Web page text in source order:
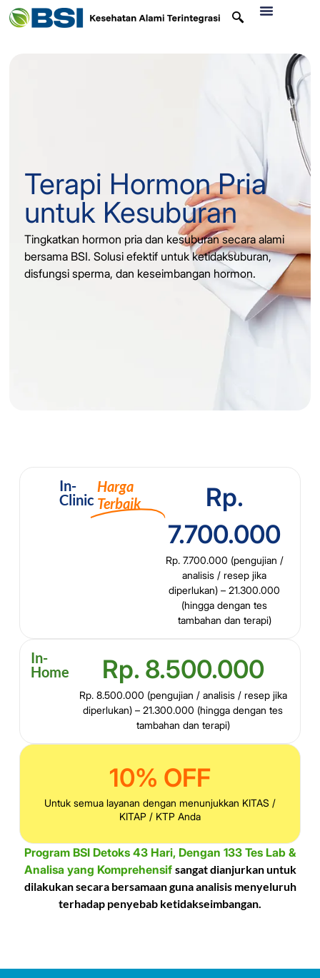
Terapi Hormon Pria
untuk Kesuburan
Tingkatkan hormon pria dan kesuburan secara alami
bersama BSI. Solusi efektif untuk ketidaksuburan,
disfungsi sperma, dan keseimbangan hormon.
In-
Clinic
Harga
Terbaik
Rp.
7.700.000
Rp. 7.700.000 (pengujian /
analisis / resep jika
diperlukan) – 21.300.000
(hingga dengan tes
tambahan dan terapi)
In-
Home
Rp. 8.500.000
Rp. 8.500.000 (pengujian / analisis / resep jika
diperlukan) – 21.300.000 (hingga dengan tes
tambahan dan terapi)
10% OFF
Untuk semua layanan dengan menunjukkan KITAS /
KITAP / KTP Anda
Program BSI Detoks 43 Hari, Dengan 133 Tes Lab &
Analisa yang Komprehensif sangat dianjurkan untuk
dilakukan secara bersamaan guna analisis menyeluruh
terhadap penyebab ketidakseimbangan.